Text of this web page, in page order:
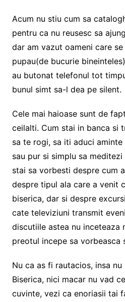
Acum nu stiu cum sa
pentru ca nu reusesc sa
dar am vazut oameni care
pupau(de bucurie
au butonat telefonul tot
bunul simt sa-l dea pe silent.
Cele mai haioase sunt de
ceilalti. Cum stai in banca si
sa te rogi, sa iti aduci
sau pur si simplu sa
stai sa vorbesti despre cum
despre tipul ala care a venit
biserica, dar si despre
cate televiziuni transmit
discutiile astea nu inceteaza
preotul incepe sa vorbeasca
Nu ca as fi rautacios, insa
Biserica, nici macar nu vad
cuvinte, vezi ca enoriasii tai